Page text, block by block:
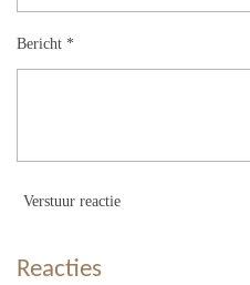
Bericht *
Verstuur reactie
Reacties